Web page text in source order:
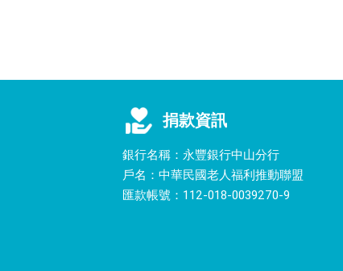
捐款資訊
銀行名稱：永豐銀行中山分行
戶名：中華民國老人福利推動聯盟
匯款帳號：112-018-0039270-9